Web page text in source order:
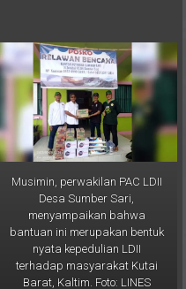
Musimin, perwakilan PAC LDII
Desa Sumber Sari,
menyampaikan bahwa
bantuan ini merupakan bentuk
nyata kepedulian LDII
terhadap masyarakat Kutai
Barat, Kaltim. Foto: LINES